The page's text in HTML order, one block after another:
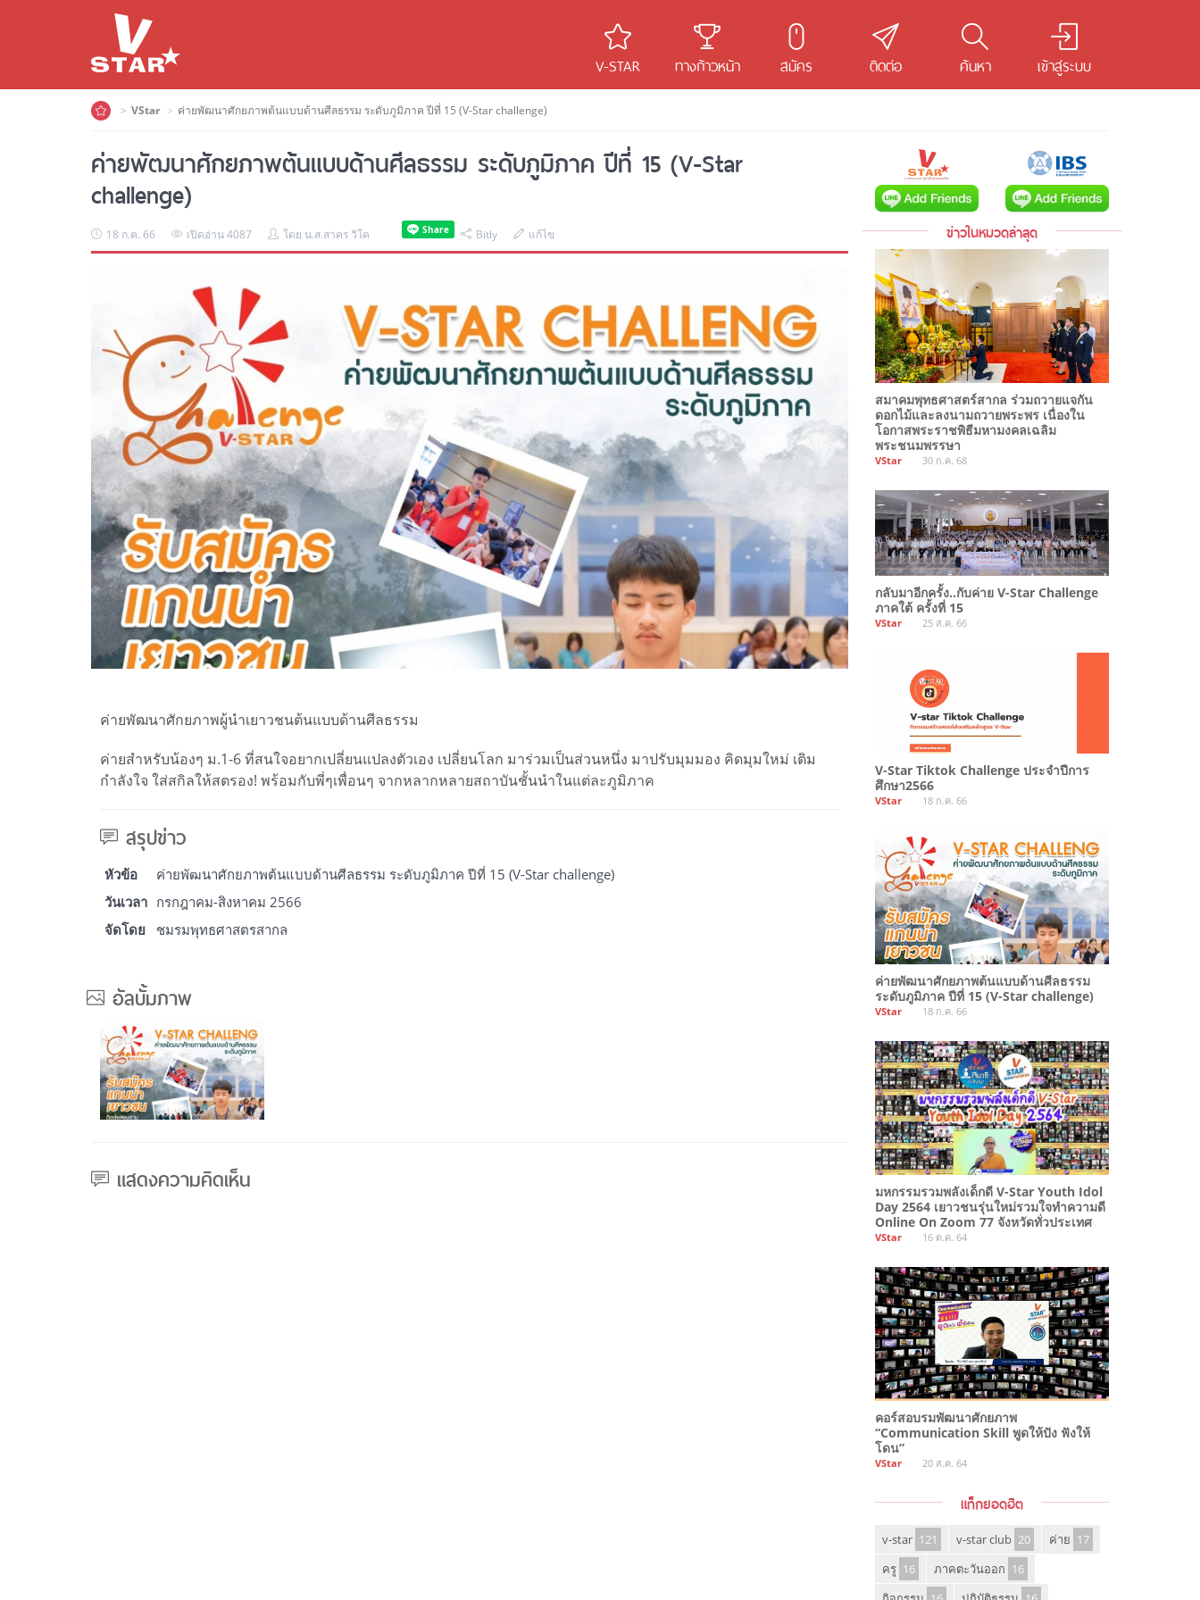
V-STAR ทางก้าวหน้า สมัคร ติดต่อ ค้นหา เข้าสู่ระบบ
VStar ค่ายพัฒนาศักยภาพต้นแบบด้านศีลธรรม ระดับภูมิภาค ปีที่ 15 (V-Star challenge)
ค่ายพัฒนาศักยภาพต้นแบบด้านศีลธรรม ระดับภูมิภาค ปีที่ 15 (V-Star
challenge)
18 ก.ค. 66 เปิดอ่าน 4087 โดย น.ส.สาคร วิโค Bitly แก้ไข
ค่ายพัฒนาศักยภาพผู้นำเยาวชนต้นแบบด้านศีลธรรม
ค่ายสำหรับน้องๆ ม.1-6 ที่สนใจอยากเปลี่ยนแปลงตัวเอง เปลี่ยนโลก มาร่วมเป็นส่วนหนึ่ง มาปรับมุมมอง คิดมุมใหม่ เติม
กำลังใจ ใส่สกิลให้สตรอง! พร้อมกับพี่ๆเพื่อนๆ จากหลากหลายสถาบันชั้นนำในแต่ละภูมิภาค
สรุปข่าว
หัวข้อ
ค่ายพัฒนาศักยภาพต้นแบบด้านศีลธรรม ระดับภูมิภาค ปีที่ 15 (V-Star challenge)
วันเวลา กรกฎาคม-สิงหาคม 2566
จัดโดย
ชมรมพุทธศาสตรสากล
อัลบั้มภาพ
แสดงความคิดเห็น
ข่าวในหมวดล่าสุด
สมาคมพุทธศาสตร์สากล ร่วมถวายแจกัน
ดอกไม้และลงนามถวายพระพร เนื่องใน
โอกาสพระราชพิธีมหามงคลเฉลิม
พระชนมพรรษา
VStar 30 ก.ค. 68
กลับมาอีกครั้ง..กับค่าย V-Star Challenge
ภาคใต้ ครั้งที่ 15
VStar 25 ส.ค. 66
V-Star Tiktok Challenge ประจำปีการ
ศึกษา2566
VStar 18 ก.ค. 66
ค่ายพัฒนาศักยภาพต้นแบบด้านศีลธรรม
ระดับภูมิภาค ปีที่ 15 (V-Star challenge)
VStar 18 ก.ค. 66
มหกรรมรวมพลังเด็กดี V-Star Youth Idol
Day 2564 เยาวชนรุ่นใหม่รวมใจทำความดี
Online On Zoom 77 จังหวัดทั่วประเทศ
VStar 16 ต.ค. 64
คอร์สอบรมพัฒนาศักยภาพ
“Communication Skill พูดให้ปัง ฟังให้
โดน”
VStar 20 ส.ค. 64
แท็กยอดฮิต
v-star 121 v-star club 20 ค่าย 17
ครู 16 ภาคตะวันออก 16